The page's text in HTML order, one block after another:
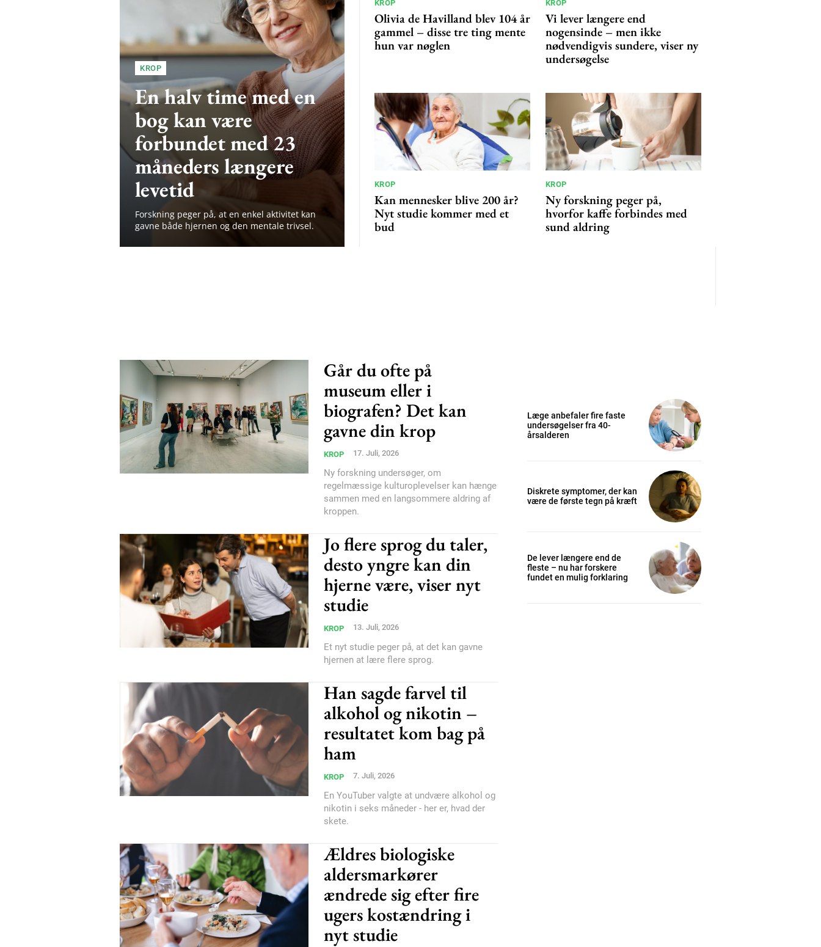
Subscription Plans
Gratis / forever
Etiam est nibh, lobortis sit
Praesent euismod ac
Donec quis est ac felis
Orci varius natoque dolor
100
Praesent euismod ac
Ut mollis pellentesque tortor
KROP
En halv time med en
bog kan være
forbundet med 23
måneders længere
levetid
Forskning peger på, at en enkel aktivitet kan
gavne både hjernen og den mentale trivsel.
KROP
Olivia de Havilland blev 104 år
gammel – disse tre ting mente
hun var nøglen
KROP
Vi lever længere end
nogensinde – men ikke
nødvendigvis sundere, viser ny
undersøgelse
KROP
Kan mennesker blive 200 år?
Nyt studie kommer med et
bud
KROP
Ny forskning peger på,
hvorfor kaffe forbindes med
sund aldring
Går du ofte på
museum eller i
biografen? Det kan
gavne din krop
KROP 17. Juli, 2026
Ny forskning undersøger, om
regelmæssige kulturoplevelser kan hænge
sammen med en langsommere aldring af
kroppen.
Jo flere sprog du taler,
desto yngre kan din
hjerne være, viser nyt
studie
KROP 13. Juli, 2026
Et nyt studie peger på, at det kan gavne
hjernen at lære flere sprog.
Han sagde farvel til
alkohol og nikotin –
resultatet kom bag på
ham
KROP 7. Juli, 2026
En YouTuber valgte at undvære alkohol og
nikotin i seks måneder - her er, hvad der
skete.
Ældres biologiske
aldersmarkører
ændrede sig efter fire
ugers kostændring i
nyt studie
Læge anbefaler fire faste
undersøgelser fra 40-
årsalderen
Diskrete symptomer, der kan
være de første tegn på kræft
De lever længere end de
fleste – nu har forskere
fundet en mulig forklaring